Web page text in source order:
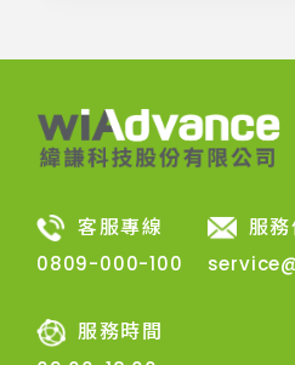
客服專線
0809-000-100
服
服務時間